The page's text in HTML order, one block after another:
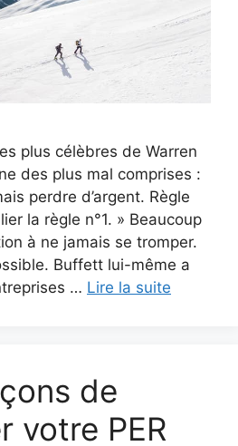
plus célèbres de Warren
des plus mal comprises :
perdre d’argent. Règle
la règle n°1. » Beaucoup
à ne jamais se tromper.
Buffett lui-même a
… Lire la suite
de
votre PER